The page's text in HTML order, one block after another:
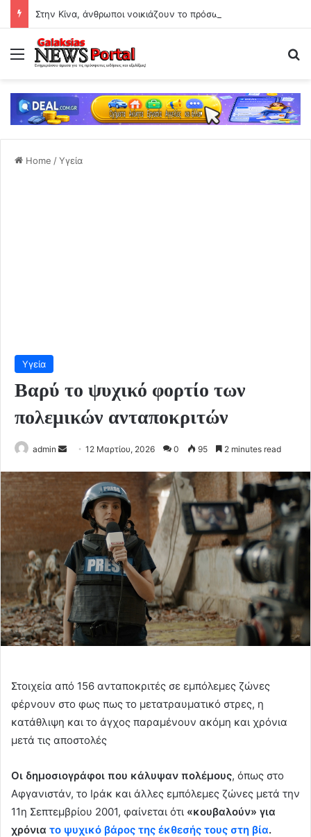
Menu
Home /Υγεία
Υγεία
Βαρύ το ψυχικό φορτίο των
πολεμικών ανταποκριτών
admin
Send12 Μαρτίου, 2026 0 95 2 minutes read
Στοιχεία από 156 ανταποκριτές σε εμπόλεμες ζώνες
φέρνουν στο φως πως το μετατραυματικό στρες, η
κατάθλιψη και το άγχος παραμένουν ακόμη και χρόνια
μετά τις αποστολές
Οι δημοσιογράφοι που κάλυψαν πολέμους, όπως στο
Αφγανιστάν, το Ιράκ και άλλες εμπόλεμες ζώνες μετά την
11η Σεπτεμβρίου 2001, φαίνεται ότι «κουβαλούν» για
χρόνια το ψυχικό βάρος της έκθεσής τους στη βία.